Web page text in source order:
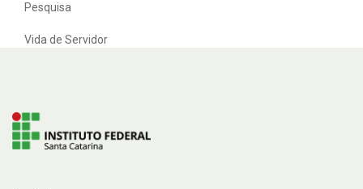
Pesquisa
Vida de Servidor